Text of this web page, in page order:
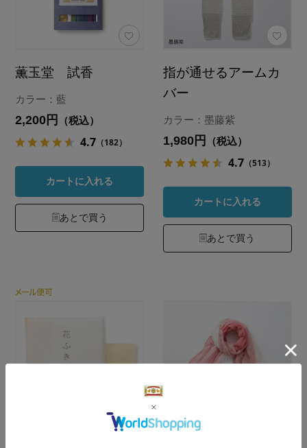
薫玉堂 試香
カラー：藍
2,200円 （税込）
4.7 （182）
カートに入れる
あとで買う
指が通せるアームカ
バー
カラー：墨藤紫
1,980円 （税込）
4.7 （513）
カートに入れる
あとで買う